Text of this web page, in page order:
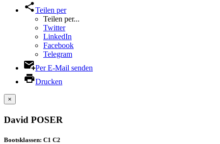
Teilen per
Teilen per...
Twitter
LinkedIn
Facebook
Telegram
Per E-Mail senden
Drucken
×
David POSER
Bootsklassen: C1 C2